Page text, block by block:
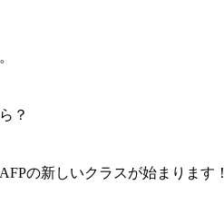
？
の新しいクラスが始まります！